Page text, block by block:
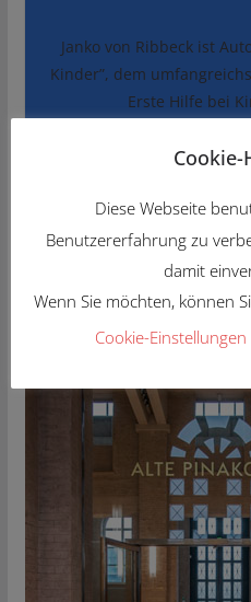
Janko von Ribbeck ist
Kinder”, dem
Erste Hilfe bei
READ MORE
KULTUR.LINKS
Cookie-
Diese Webseite
Benutzererfahrung zu
damit
Wenn Sie möchten, können
Cookie-Einstellungen